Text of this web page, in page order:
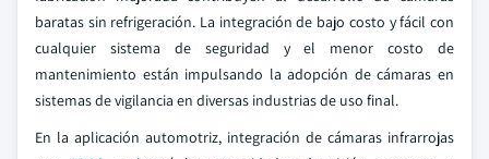
baratas sin refrigeración. La integración de bajo costo y fácil con
cualquier sistema de seguridad y el menor costo de
mantenimiento están impulsando la adopción de cámaras en
sistemas de vigilancia en diversas industrias de uso final.
En la aplicación automotriz, integración de cámaras infrarrojas